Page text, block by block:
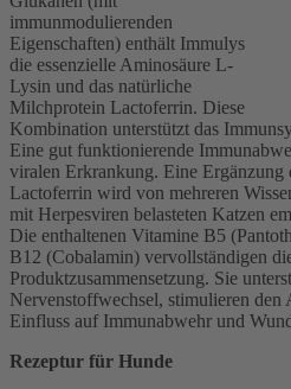
immunmodulierenden
Eigenschaften) enthält Immulys
die essenzielle Aminosäure L-
Lysin und das natürliche
Milchprotein Lactoferrin. Diese
Kombination unterstützt das
Eine gut funktionierende
viralen Erkrankung. Eine
Lactoferrin wird von mehreren
mit Herpesviren belasteten Katzen
Die enthaltenen Vitamine B5
B12 (Cobalamin) vervollständigen
Produktzusammensetzung. Sie
Nervenstoffwechsel, stimulieren den
Einfluss auf Immunabwehr und
Rezeptur für Hunde